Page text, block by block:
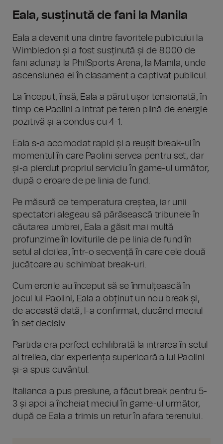
Eala, susținută de fani la Manila
Eala a devenit una dintre favoritele publicului la
Wimbledon și a fost susținută și de 8.000 de
fani adunați la PhilSports Arena, la Manila, unde
ascensiunea ei în clasament a captivat publicul.
La început, însă, Eala a părut ușor tensionată, în
timp ce Paolini a intrat pe teren plină de energie
pozitivă și a condus cu 4-1.
Eala s-a acomodat rapid și a reușit break-ul în
momentul în care Paolini servea pentru set, dar
și-a pierdut propriul serviciu în game-ul următor,
după o eroare de pe linia de fund.
Pe măsură ce temperatura creștea, iar unii
spectatori alegeau să părăsească tribunele în
căutarea umbrei, Eala a găsit mai multă
profunzime în loviturile de pe linia de fund în
setul al doilea, într-o secvență în care cele două
jucătoare au schimbat break-uri.
Cum erorile au început să se înmulțească în
jocul lui Paolini, Eala a obținut un nou break și,
de această dată, l-a confirmat, ducând meciul
în set decisiv.
Partida era perfect echilibrată la intrarea în setul
al treilea, dar experiența superioară a lui Paolini
și-a spus cuvântul.
Italianca a pus presiune, a făcut break pentru 5-
3 și apoi a încheiat meciul în game-ul următor,
după ce Eala a trimis un retur în afara terenului.